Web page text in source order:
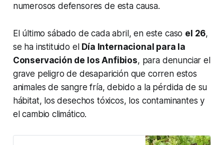
numerosos defensores de esta causa.
El último sábado de cada abril, en este caso el 26,
se ha instituido el Día Internacional para la
Conservación de los Anfibios, para denunciar el
grave peligro de desaparición que corren estos
animales de sangre fría, debido a la pérdida de su
hábitat, los desechos tóxicos, los contaminantes y
el cambio climático.